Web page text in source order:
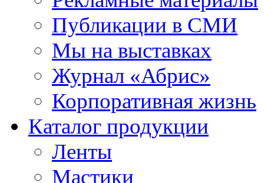
Публикации в СМИ
Мы на выставках
Журнал «Абрис»
Корпоративная жизнь
Каталог продукции
Ленты
Мастики